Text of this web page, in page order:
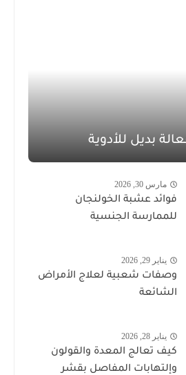
بديل للأدوية
مارس 30, 2026
فوائد عشبة الخولنجان
للممارسة الجنسية
يناير 29, 2026
وصفات شعبية لعلاج الأمراض
الشائعة
يناير 28, 2026
كيف تعالج المعدة والقولون
وإلتهابات المفاصل بقشر